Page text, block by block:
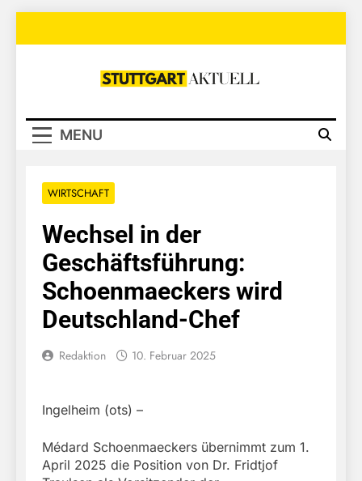
Stuttgart
MENU
WIRTSCHAFT
Wechsel in der
Geschäftsführung:
Schoenmaeckers wird
Deutschland-Chef
Redaktion 10. Februar 2025
Ingelheim (ots) –
Médard Schoenmaeckers übernimmt zum 1.
April 2025 die Position von Dr. Fridtjof